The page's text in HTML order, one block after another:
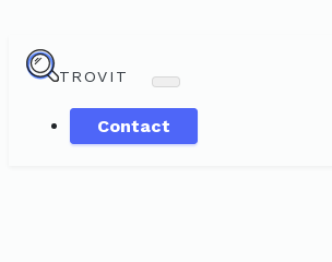
TROVIT
Contact